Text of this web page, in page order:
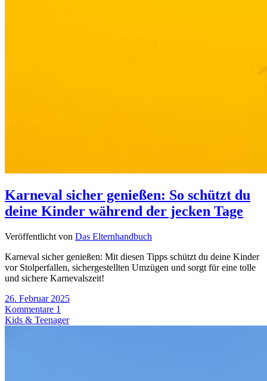
Karneval sicher genießen: So schützt du
deine Kinder während der jecken Tage
Veröffentlicht von Das Elternhandbuch
Karneval sicher genießen: Mit diesen Tipps schützt du deine Kinder
vor Stolperfallen, sichergestellten Umzügen und sorgt für eine tolle
und sichere Karnevalszeit!
26. Februar 2025
Kommentare 1
Kids & Teenager